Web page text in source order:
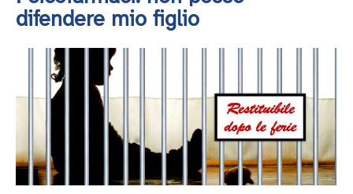
difendere mio figlio